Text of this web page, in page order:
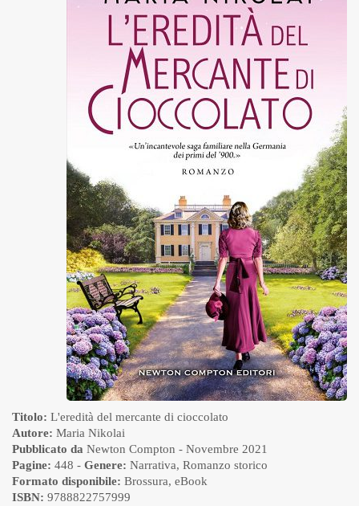
Titolo: L'eredità del mercante di cioccolato
Autore: Maria Nikolai
Pubblicato da Newton Compton - Novembre 2021
Pagine: 448 - Genere: Narrativa, Romanzo storico
Formato disponibile: Brossura, eBook
ISBN: 9788822757999